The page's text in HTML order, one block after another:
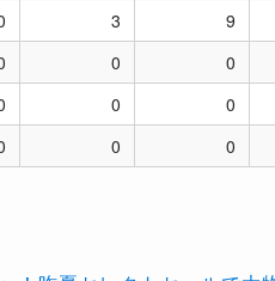
3 9
0 0
0 0
0 0